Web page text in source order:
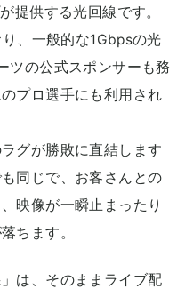
提供する光回線です。
、一般的な1Gbpsの光
ツの公式スポンサーも務
プロ選手にも利用され
グが勝敗に直結します
同じで、お客さんとの
映像が一瞬止まったり
ちます。
は、そのままライブ配